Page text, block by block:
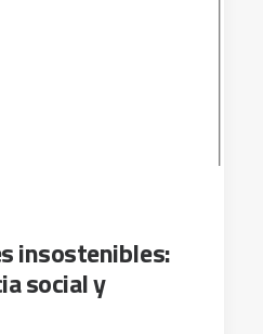
insostenibles:
social y